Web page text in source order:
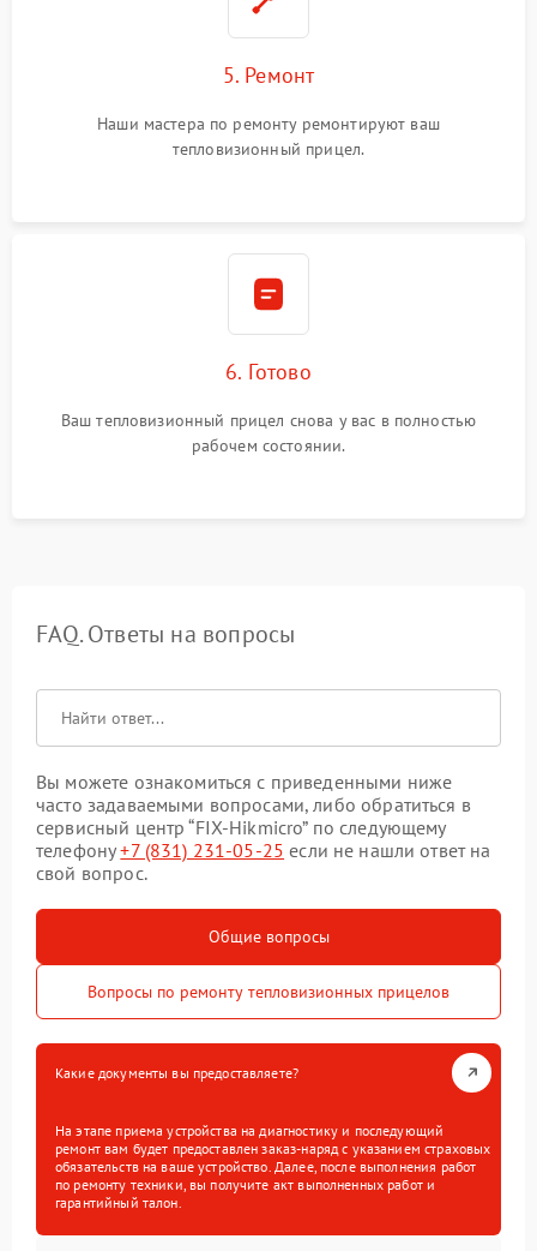
5. Ремонт
Наши мастера по ремонту ремонтируют ваш
тепловизионный прицел.
6. Готово
Ваш тепловизионный прицел снова у вас в полностью
рабочем состоянии.
FAQ. Ответы на вопросы
Вы можете ознакомиться с приведенными ниже
часто задаваемыми вопросами, либо обратиться в
сервисный центр “FIX-Hikmicro” по следующему
телефону+7 (831) 231-05-25 если не нашли ответ на
свой вопрос.
Общие вопросы
Вопросы по ремонту тепловизионных прицелов
Какие документы вы предоставляете?
На этапе приема устройства на диагностику и последующий
ремонт вам будет предоставлен заказ-наряд с указанием страховых
обязательств на ваше устройство. Далее, после выполнения работ
по ремонту техники, вы получите акт выполненных работ и
гарантийный талон.